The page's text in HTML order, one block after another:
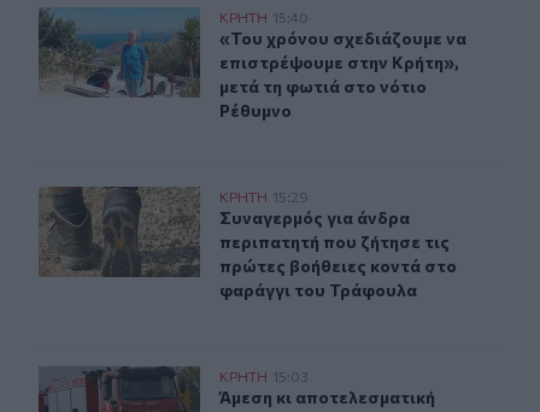
«Του χρόνου σχεδιάζουμε να επιστρέψουμε στην
ΚΡΗΤΗ 15:40
«Του χρόνου σχεδιάζουμε να
«Του χρόνου σχεδιάζουμε να
επιστρέψουμε στην Κρήτη»,
μετά τη φωτιά στο νότιο
Ρέθυμνο
Συναγερμός για άνδρα περιπατητή που ζήτησε τις
ΚΡΗΤΗ 15:29
Συναγερμός για άνδρα
Συναγερμός για άνδρα
περιπατητή που ζήτησε τις
πρώτες βοήθειες κοντά στο
φαράγγι του Τράφουλα
Άμεση κι αποτελεσματική επέμβαση της
ΚΡΗΤΗ 15:03
Άμεση κι αποτελεσματική
Άμεση κι αποτελεσματική